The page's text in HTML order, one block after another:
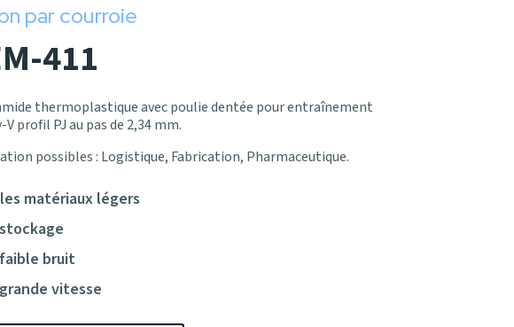
par courroie
411
thermoplastique avec poulie dentée pour entraînement
profil PJ au pas de 2,34 mm.
possibles : Logistique, Fabrication, Pharmaceutique.
matériaux légers
bruit
vitesse